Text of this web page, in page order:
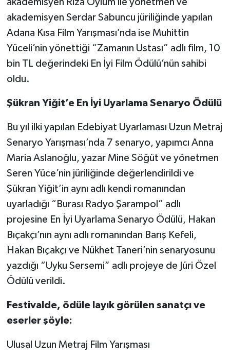
akademisyen Serdar Sabuncu jüriliğinde yapılan
Adana Kısa Film Yarışması’nda ise Muhittin
Yüceli’nin yönettiği “Zamanın Ustası” adlı film, 10
bin TL değerindeki En İyi Film Ödülü’nün sahibi
oldu.
Şükran Yiğit’e En İyi Uyarlama Senaryo Ödülü
Bu yıl ilki yapılan Edebiyat Uyarlaması Uzun Metraj
Senaryo Yarışması’nda 7 senaryo, yapımcı Anna
Maria Aslanoğlu, yazar Mine Söğüt ve yönetmen
Seren Yüce’nin jüriliğinde değerlendirildi ve
Şükran Yiğit’in aynı adlı kendi romanından
uyarladığı “Burası Radyo Şarampol” adlı
projesine En İyi Uyarlama Senaryo Ödülü, Hakan
Bıçakçı’nın aynı adlı romanından Barış Kefeli,
Hakan Bıçakçı ve Nükhet Taneri’nin senaryosunu
yazdığı “Uyku Sersemi” adlı projeye de Jüri Özel
Ödülü verildi.
Festivalde, ödüle layık görülen sanatçı ve
eserler şöyle:
Ulusal Uzun Metraj Film Yarışması